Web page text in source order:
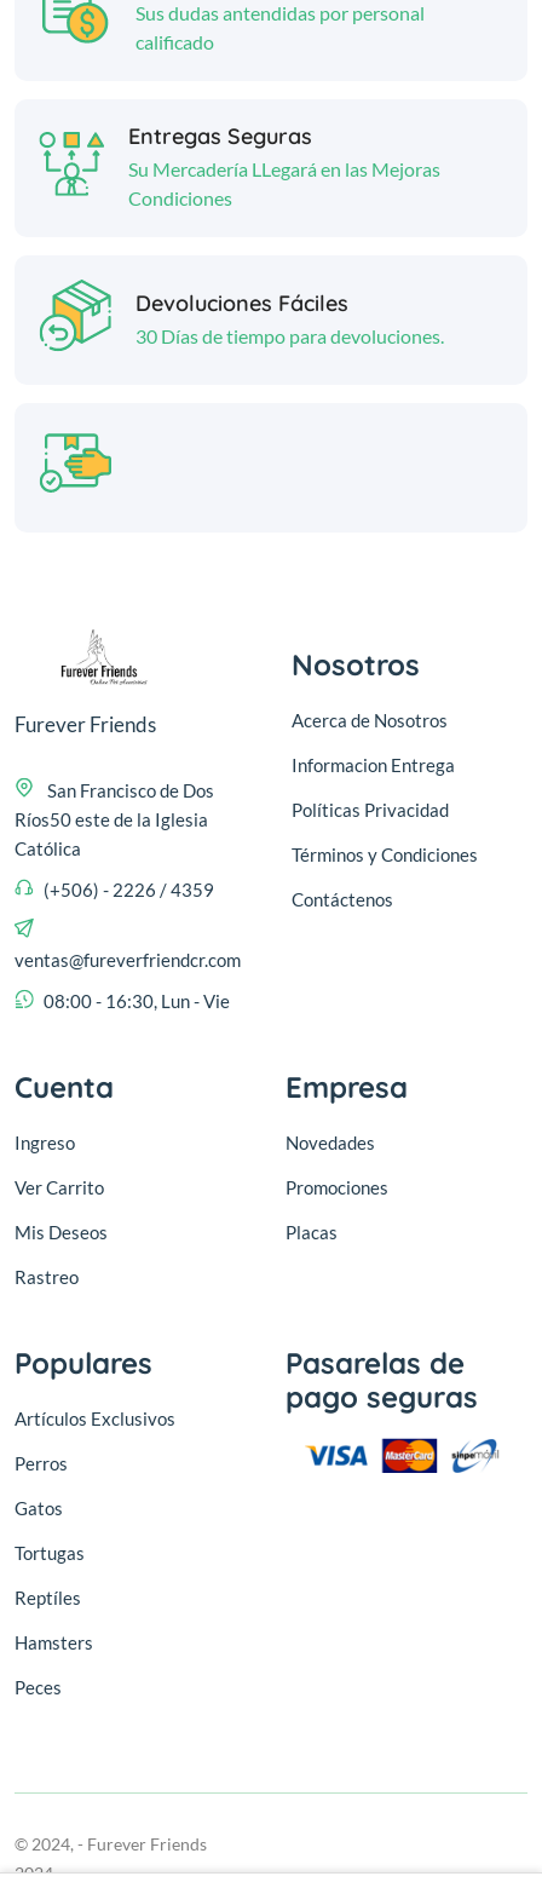
Sus dudas antendidas por personal
calificado
Entregas Seguras
Su Mercadería LLegará en las Mejoras
Condiciones
Devoluciones Fáciles
30 Días de tiempo para devoluciones.
Furever Friends
San Francisco de Dos
Ríos50 este de la Iglesia
Católica
(+506) - 2226 / 4359
ventas@fureverfriendcr.com
08:00 - 16:30, Lun - Vie
Nosotros
Acerca de Nosotros
Informacion Entrega
Políticas Privacidad
Términos y Condiciones
Contáctenos
Cuenta
Ingreso
Ver Carrito
Mis Deseos
Rastreo
Empresa
Novedades
Promociones
Placas
Populares
Artículos Exclusivos
Perros
Gatos
Tortugas
Reptíles
Hamsters
Peces
Pasarelas de
pago seguras
© 2024, - Furever Friends
2024